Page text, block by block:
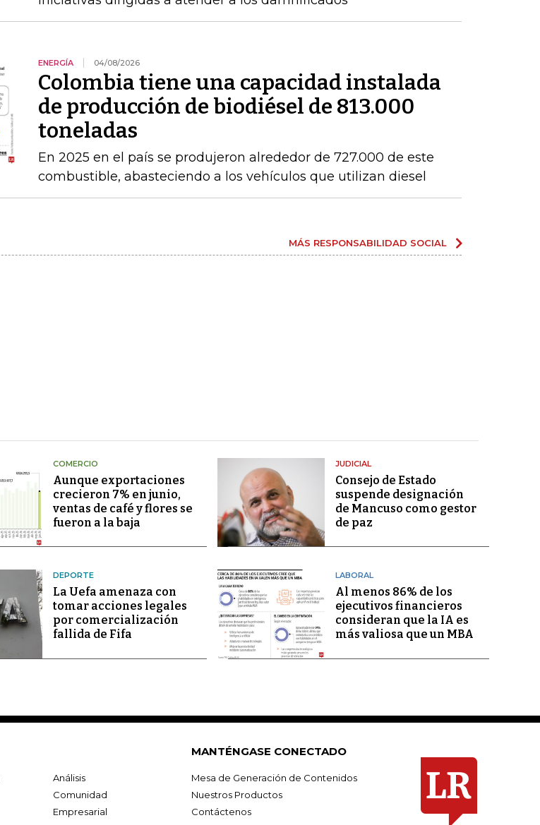
ENERGÍA 04/08/2026
Colombia tiene una capacidad instalada
de producción de biodiésel de 813.000
toneladas
En 2025 en el país se produjeron alrededor de 727.000 de este
combustible, abasteciendo a los vehículos que utilizan diesel
MÁS RESPONSABILIDAD SOCIAL
COMERCIO
Aunque exportaciones
crecieron 7% en junio,
ventas de café y flores se
fueron a la baja
JUDICIAL
Consejo de Estado
suspende designación
de Mancuso como gestor
de paz
DEPORTE
La Uefa amenaza con
tomar acciones legales
por comercialización
fallida de Fifa
LABORAL
Al menos 86% de los
ejecutivos financieros
consideran que la IA es
más valiosa que un MBA
Análisis
Comunidad
Empresarial
MANTÉNGASE CONECTADO
Mesa de Generación de Contenidos
Nuestros Productos
Contáctenos